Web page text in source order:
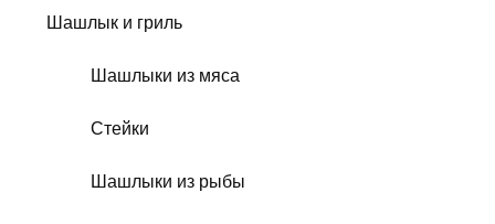
Шашлык и гриль
Шашлыки из мяса
Стейки
Шашлыки из рыбы